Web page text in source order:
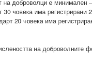
на доброволци е минимален
30 човека има регистрирани
20 човека има
на доброволните